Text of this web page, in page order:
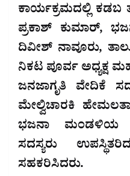
ಕಾರ್ಯಕ್ರಮದಲ್ಲಿ
ಪ್ರಕಾಶ್ ಕುಮಾರ್,
ದಿವೀಶ್ ನಾವೂರು,
ನಿಕಟ ಪೂರ್ವ ಅಧ್ಯಕ್ಷ
ಜನಜಾಗೃತಿ ವೇದಿಕೆ
ಮೇಲ್ವಿಚಾರಕಿ
ಭಜನಾ ಮಂಡಳಿಯ
ಸದಸ್ಯರು
ಸಹಕರಿಸಿದರು.